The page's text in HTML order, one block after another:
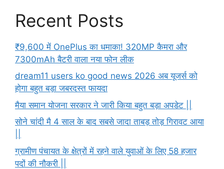
Recent Posts
₹9,600 में OnePlus का धमाका! 320MP कैमरा और
7300mAh बैटरी वाला नया फोन लीक
dream11 users ko good news 2026 अब यूजर्स को
होगा बहुत बड़ा जबरदस्त फायदा
मैया समान योजना सरकार ने जारी किया बहुत बड़ा अपडेट ||
सोने चांदी मै 4 साल के बाद सबसे जादा ताबड़ तोड़ गिरावट आया
ग्रामीण पंचायत के क्षेत्रों में रहने वाले युवाओं के लिए 58 हजार
पदों की नौकरी ||